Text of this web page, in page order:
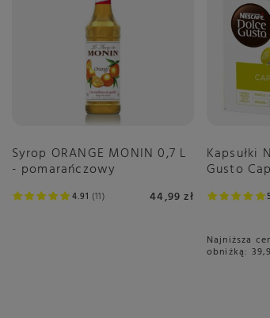
4.91 11
Syrop ORANGE MONIN 0,7 L
- pomarańczowy
44,99 zł 5
Kapsułki
Gusto
Najniższa
obniżką: